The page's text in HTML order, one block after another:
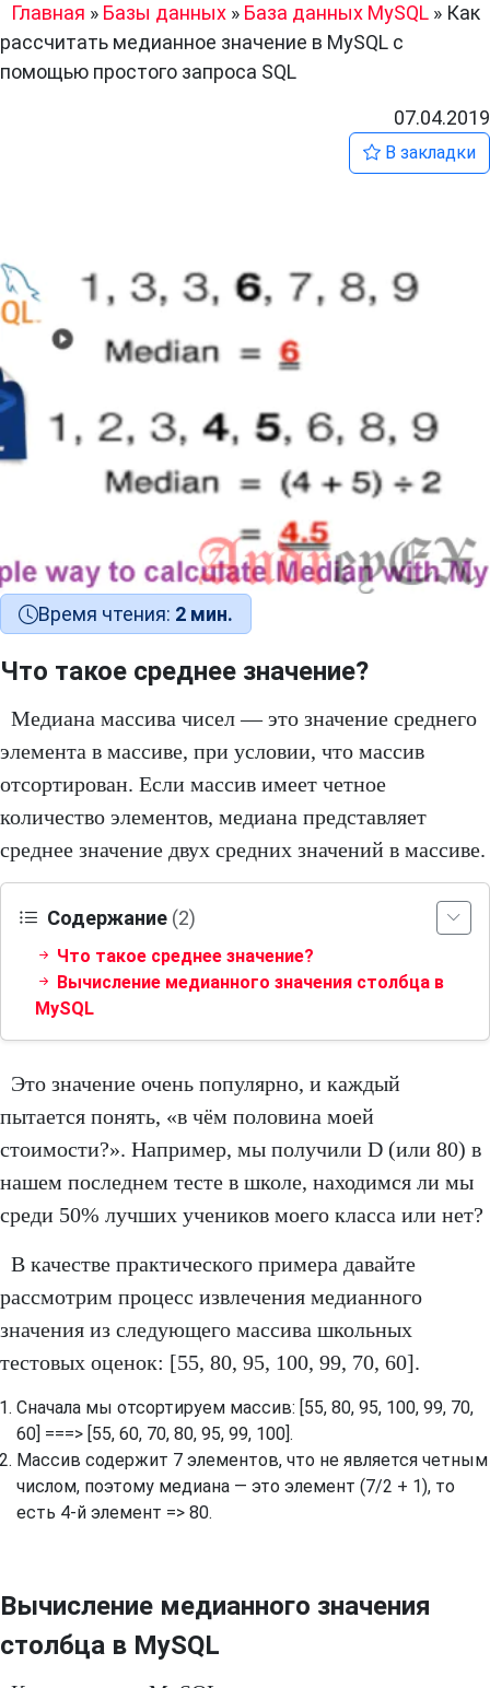
Главная » Базы данных » База данных MySQL » Как
рассчитать медианное значение в MySQL с
помощью простого запроса SQL
07.04.2019
В закладки
Время чтения: 2 мин.
Что такое среднее значение?
Медиана массива чисел — это значение среднего
элемента в массиве, при условии, что массив
отсортирован. Если массив имеет четное
количество элементов, медиана представляет
среднее значение двух средних значений в массиве.
Содержание (2)
Что такое среднее значение?
Вычисление медианного значения столбца в
MySQL
Это значение очень популярно, и каждый
пытается понять, «в чём половина моей
стоимости?». Например, мы получили D (или 80) в
нашем последнем тесте в школе, находимся ли мы
среди 50% лучших учеников моего класса или нет?
В качестве практического примера давайте
рассмотрим процесс извлечения медианного
значения из следующего массива школьных
тестовых оценок: [55, 80, 95, 100, 99, 70, 60].
Сначала мы отсортируем массив: [55, 80, 95, 100, 99, 70,
60] ===> [55, 60, 70, 80, 95, 99, 100].
Массив содержит 7 элементов, что не является четным
числом, поэтому медиана — это элемент (7/2 + 1), то
есть 4-й элемент => 80.
Вычисление медианного значения
столбца в MySQL